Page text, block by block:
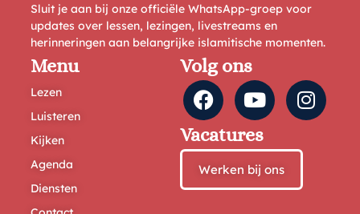
Sluit je aan bij onze officiële WhatsApp-groep voor
updates over lessen, lezingen, livestreams en
herinneringen aan belangrijke islamitische momenten.
Menu
Lezen
Luisteren
Kijken
Agenda
Diensten
Volg ons
Vacatures
Werken bij ons